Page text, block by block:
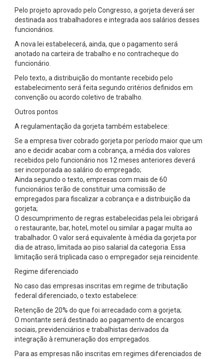
Pelo projeto aprovado pelo Congresso, a gorjeta deverá ser
destinada aos trabalhadores e integrada aos salários desses
funcionários.
A nova lei estabelecerá, ainda, que o pagamento será
anotado na carteira de trabalho e no contracheque do
funcionário.
Pelo texto, a distribuição do montante recebido pelo
estabelecimento será feita segundo critérios definidos em
convenção ou acordo coletivo de trabalho.
Outros pontos
A regulamentação da gorjeta também estabelece:
Se a empresa tiver cobrado gorjeta por período maior que um
ano e decidir acabar com a cobrança, a média dos valores
recebidos pelo funcionário nos 12 meses anteriores deverá
ser incorporada ao salário do empregado;
Ainda segundo o texto, empresas com mais de 60
funcionários terão de constituir uma comissão de
empregados para fiscalizar a cobrança e a distribuição da
gorjeta;
O descumprimento de regras estabelecidas pela lei obrigará
o restaurante, bar, hotel, motel ou similar a pagar multa ao
trabalhador. O valor será equivalente à média da gorjeta por
dia de atraso, limitada ao piso salarial da categoria. Essa
limitação será triplicada caso o empregador seja reincidente.
Regime diferenciado
No caso das empresas inscritas em regime de tributação
federal diferenciado, o texto estabelece:
Retenção de 20% do que foi arrecadado com a gorjeta;
O montante será destinado ao pagamento de encargos
sociais, previdenciários e trabalhistas derivados da
integração à remuneração dos empregados.
Para as empresas não inscritas em regimes diferenciados de